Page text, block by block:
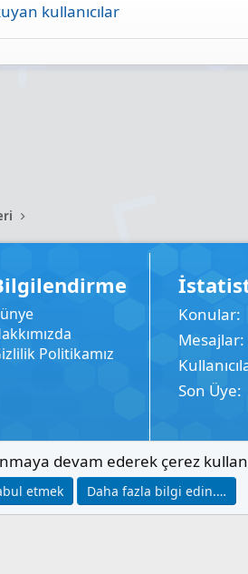
kullanıcılar
Politikamız
Konular
Mesajlar
Son Üye
devam ederek çerez
etmek Daha fazla bilgi edin.…